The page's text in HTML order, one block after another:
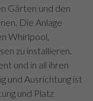
Gärten und den
Die Anlage
Whirlpool,
zu installieren.
und in all ihren
und Ausrichtung ist
und Platz